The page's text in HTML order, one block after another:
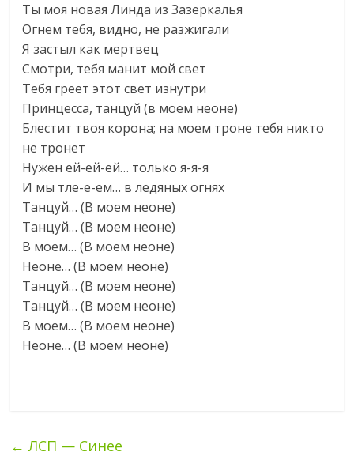
Ты моя новая Линда из Зазеркалья
Огнем тебя, видно, не разжигали
Я застыл как мертвец
Смотри, тебя манит мой свет
Тебя греет этот свет изнутри
Принцесса, танцуй (в моем неоне)
Блестит твоя корона; на моем троне тебя никто
не тронет
Нужен ей-ей-ей… только я-я-я
И мы тле-е-ем… в ледяных огнях
Танцуй… (В моем неоне)
Танцуй… (В моем неоне)
В моем… (В моем неоне)
Неоне… (В моем неоне)
Танцуй… (В моем неоне)
Танцуй… (В моем неоне)
В моем… (В моем неоне)
Неоне… (В моем неоне)
← ЛСП — Синее